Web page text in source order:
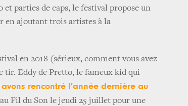
parties de caps, le festival propose un
en ajoutant trois artistes à la
en 2018 (sérieux, comment vous avez
tir. Eddy de Pretto, le fameux kid qui
avons rencontré l'année dernière au
Fil du Son le jeudi 25 juillet pour une